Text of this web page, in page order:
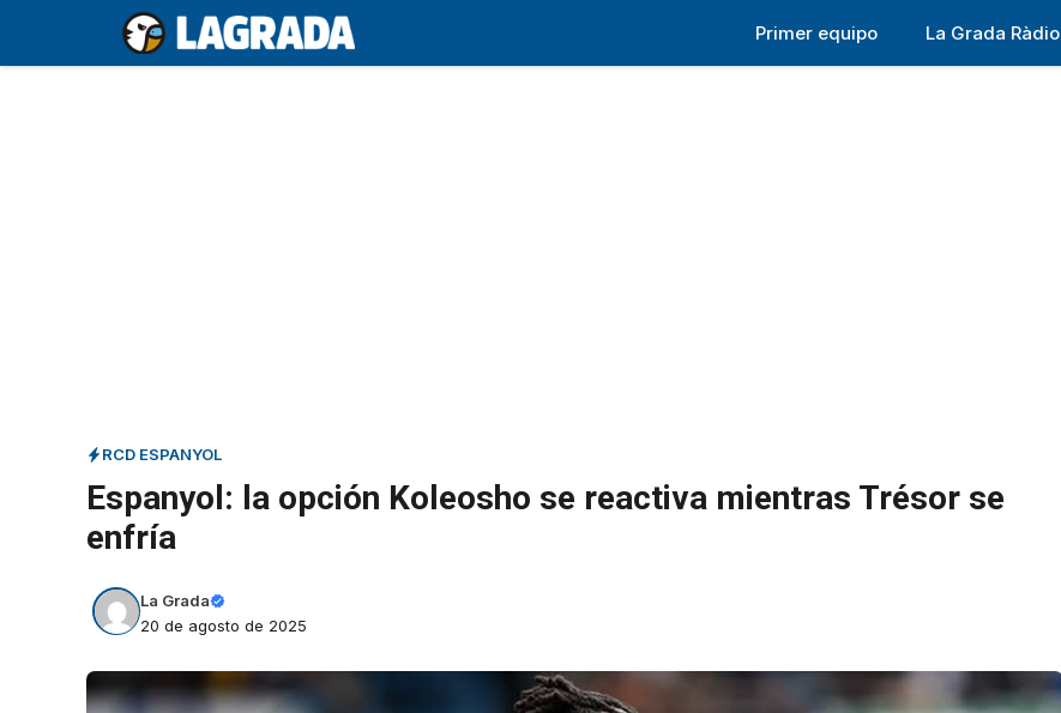
contenido
Primer equipo La Grada Ràdio
RCD ESPANYOL
Espanyol: la opción Koleosho se reactiva mientras Trésor se
enfría
La Grada
20 de agosto de 2025